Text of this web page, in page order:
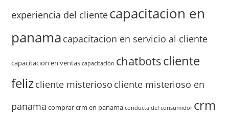
experiencia del clientecapacitacion en
panama capacitacion en servicio al cliente
capacitacion en ventas capacitación chatbotscliente
felizcliente misterioso cliente misterioso en
panama comprar crm en panama conducta del consumidor crm